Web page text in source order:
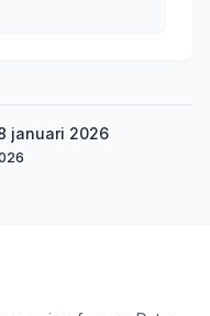
januari 2026